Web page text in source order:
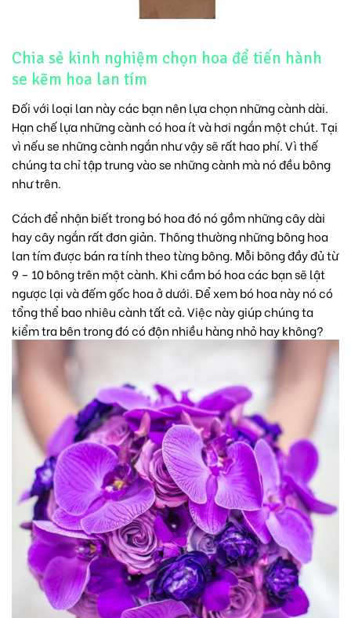
Chia sẻ kinh nghiệm chọn hoa để tiến hành
se kẽm hoa lan tím
Đối với loại lan này các bạn nên lựa chọn những cành dài.
Hạn chế lựa những cành có hoa ít và hơi ngắn một chút. Tại
vì nếu se những cành ngắn như vậy sẽ rất hao phí. Vì thế
chúng ta chỉ tập trung vào se những cành mà nó đều bông
như trên.
Cách để nhận biết trong bó hoa đó nó gồm những cây dài
hay cây ngắn rất đơn giản. Thông thường những bông hoa
lan tím được bán ra tính theo từng bông. Mỗi bông đầy đủ từ
9 – 10 bông trên một cành. Khi cầm bó hoa các bạn sẽ lật
ngược lại và đếm gốc hoa ở dưới. Để xem bó hoa này nó có
tổng thể bao nhiêu cành tất cả. Việc này giúp chúng ta
kiểm tra bên trong đó có độn nhiều hàng nhỏ hay không?